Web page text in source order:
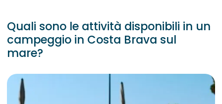
Quali sono le attività disponibili in un
campeggio in Costa Brava sul
mare?